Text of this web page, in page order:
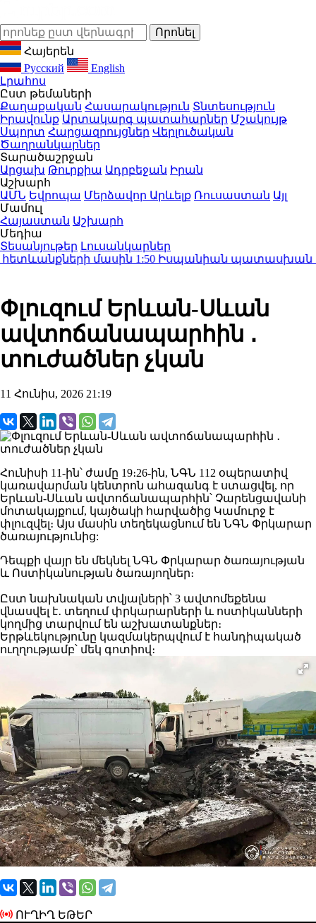
Հայերեն
Русский
English
Լրահոս
Ըստ թեմաների
Քաղաքական Հասարակություն Տնտեսություն
Իրավունք Արտակարգ պատահարներ Մշակույթ
Սպորտ Հարցազրույցներ Վերլուծական
Ծաղրանկարներ
Տարածաշրջան
Արցախ Թուրքիա Ադրբեջան Իրան
Աշխարհ
ԱՄՆ Եվրոպա Մերձավոր Արևելք Ռուսաստան Այլ
Մամուլ
Հայաստան Աշխարհ
Մեդիա
Տեսանյութեր Լուսանկարներ
մասին1:50 Իսպանիան պատասխան
Փլուզում Երևան-Սևան
ավտոճանապարհին ․
տուժածներ չկան
11 Հունիս, 2026 21:19
Հունիսի 11-ին՝ ժամը 19։26-ին, ՆԳՆ 112 օպերատիվ
կառավարման կենտրոն ահազանգ է ստացվել, որ
Երևան-Սևան ավտոճանապարհին՝ Չարենցավանի
մոտակայքում, կայծակի հարվածից Կամուրջ է
փլուզվել։ Այս մասին տեղեկացնում են ՆԳՆ Փրկարար
ծառայությունից:
Դեպքի վայր են մեկնել ՆԳՆ Փրկարար ծառայության
և Ոստիկանության ծառայողներ։
Ըստ նախնական տվյալների՝ 3 ավտոմեքենա
վնասվել է․ տեղում փրկարարների և ոստիկանների
կողմից տարվում են աշխատանքներ։
Երթևեկությունը կազմակերպվում է հանդիպակած
ուղղությամբ՝ մեկ գոտիով։
ՈՒՂԻՂ ԵԹԵՐ